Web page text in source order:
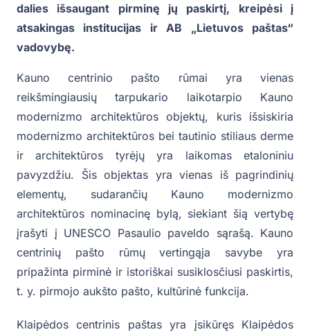
dalies išsaugant pirminę jų paskirtį, kreipėsi į
atsakingas institucijas ir AB „Lietuvos paštas“
vadovybę.
Kauno centrinio pašto rūmai yra vienas
reikšmingiausių tarpukario laikotarpio Kauno
modernizmo architektūros objektų, kuris išsiskiria
modernizmo architektūros bei tautinio stiliaus derme
ir architektūros tyrėjų yra laikomas etaloniniu
pavyzdžiu. Šis objektas yra vienas iš pagrindinių
elementų, sudarančių Kauno modernizmo
architektūros nominacinę bylą, siekiant šią vertybę
įrašyti į UNESCO Pasaulio paveldo sąrašą. Kauno
centrinių pašto rūmų vertingąja savybe yra
pripažinta pirminė ir istoriškai susiklosčiusi paskirtis,
t. y. pirmojo aukšto pašto, kultūrinė funkcija.
Klaipėdos centrinis paštas yra įsikūręs Klaipėdos